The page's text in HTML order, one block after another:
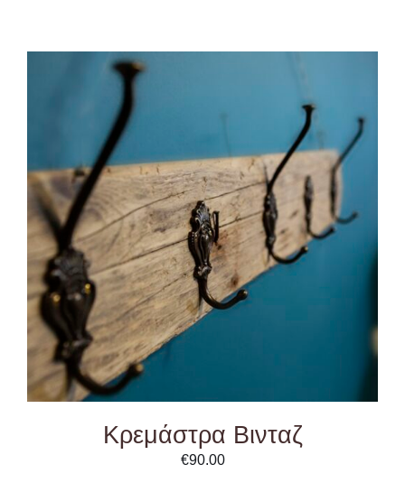
ADD TO CART
/
DETAILS
Κρεμάστρα Βινταζ
€90.00